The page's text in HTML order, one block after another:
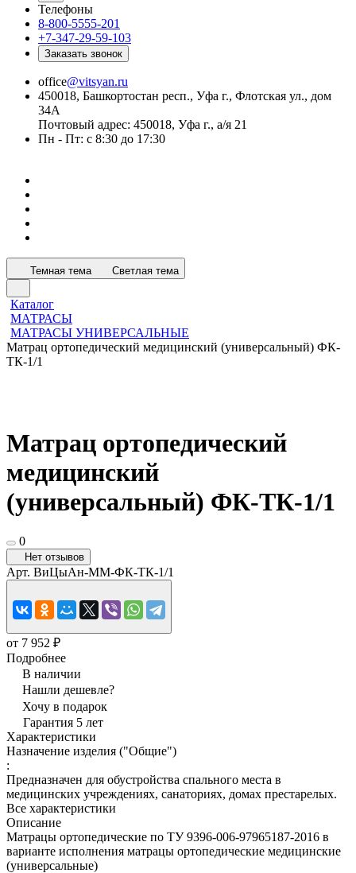
Телефоны
8-800-5555-201
+7-347-29-59-103
Заказать звонок
office@vitsyan.ru
450018, Башкортостан респ., Уфа г., Флотская ул., дом
34А
Почтовый адрес: 450018, Уфа г., а/я 21
Пн - Пт: с 8:30 до 17:30
Темная тема Светлая тема
Каталог
МАТРАСЫ
МАТРАСЫ УНИВЕРСАЛЬНЫЕ
Матрац ортопедический медицинский (универсальный) ФК-
ТК-1/1
Матрац ортопедический
медицинский
(универсальный) ФК-ТК-1/1
0
Нет отзывов
Арт. ВиЦыАн-ММ-ФК-ТК-1/1
от 7 952 ₽
Подробнее
В наличии
Нашли дешевле?
Хочу в подарок
Гарантия 5 лет
Характеристики
Назначение изделия ("Общие")
:
Предназначен для обустройства спального места в
медицинских учреждениях, санаториях, домах престарелых.
Все характеристики
Описание
Матрацы ортопедические по ТУ 9396-006-97965187-2016 в
варианте исполнения матрацы ортопедические медицинские
(универсальные)